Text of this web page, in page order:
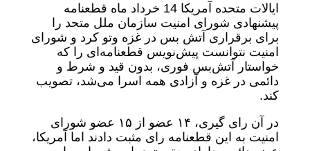
ایالات متحده آمریکا 14 خرداد ماه قطعنامه
پیشنهادی شورای امنیت سازمان ملل متحد را
برای برقراری آتش بس در غزه وتو کرد و شورای
امنیت نتوانست پیش‌نویس قطعنامه‌ای را که
خواستار آتش‌بس فوری، بدون قید و شرط و
دائمی در غزه و آزادی همه اسرا می‌شد، تصویب
کند.
در آن رای گیری، ۱۴ عضو از ۱۵ عضو شورای
امنیت به این قطعنامه رای مثبت دادند اما آمریکا،